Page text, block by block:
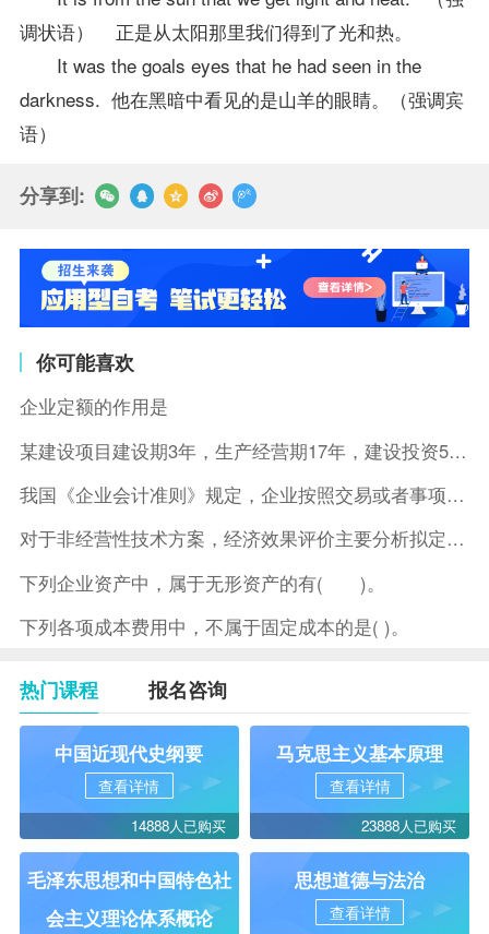
调状语） 正是从太阳那里我们得到了光和热。
It was the goals eyes that he had seen in the
darkness. 他在黑暗中看见的是山羊的眼睛。（强调宾
语）
分享到:
你可能喜欢
企业定额的作用是
某建设项目建设期3年，生产经营期17年，建设投资5500万元
我国《企业会计准则》规定，企业按照交易或者事项的经济特征确定
对于非经营性技术方案，经济效果评价主要分析拟定方案的( )。
下列企业资产中，属于无形资产的有( )。
下列各项成本费用中，不属于固定成本的是( )。
热门课程 报名咨询
中国近现代史纲要
查看详情
14888人已购买
马克思主义基本原理
查看详情
23888人已购买
毛泽东思想和中国特色社
会主义理论体系概论
思想道德与法治
查看详情